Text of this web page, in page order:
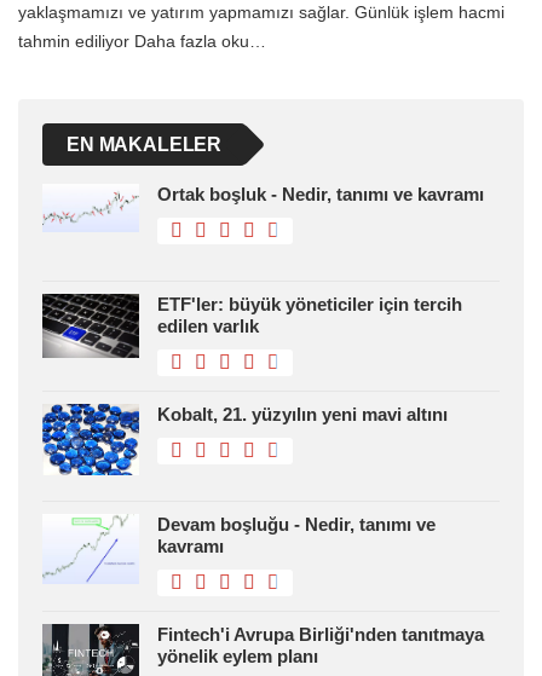
yaklaşmamızı ve yatırım yapmamızı sağlar. Günlük işlem hacmi
tahmin ediliyor Daha fazla oku…
EN MAKALELER
Ortak boşluk - Nedir, tanımı ve kavramı
ETF'ler: büyük yöneticiler için tercih
edilen varlık
Kobalt, 21. yüzyılın yeni mavi altını
Devam boşluğu - Nedir, tanımı ve
kavramı
Fintech'i Avrupa Birliği'nden tanıtmaya
yönelik eylem planı